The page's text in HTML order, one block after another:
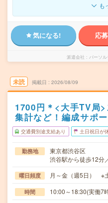
も
気になる! 応
派遣会社 パーソル
未読 掲載日 2026/08/09
1700円＊<大手TV局
集計など！編成サポ
交通費別途支給あり 土日祝日が
勤務地
東京都渋谷区
渋谷駅から徒歩12分
曜日頻度 月～金（週5日） ※
時間 10:00～18:30(実働